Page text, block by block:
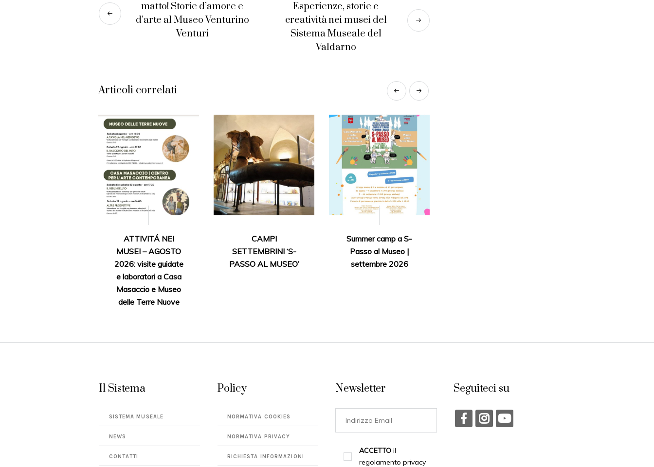
matto! Storie d’amore e
d’arte al Museo Venturino
Venturi
Esperienze, storie e
creatività nei musei del
Sistema Museale del
Valdarno
Articoli correlati
ATTIVITÁ NEI
MUSEI – AGOSTO
2026: visite guidate
e laboratori a Casa
Masaccio e Museo
delle Terre Nuove
CAMPI
SETTEMBRINI ‘S-
PASSO AL MUSEO’
Summer camp a S-
Passo al Museo |
settembre 2026
Il Sistema
SISTEMA MUSEALE
NEWS
CONTATTI
Policy
NORMATIVA COOKIES
NORMATIVA PRIVACY
RICHIESTA INFORMAZIONI
Newsletter
ACCETTOil
regolamento privacy
Seguiteci su